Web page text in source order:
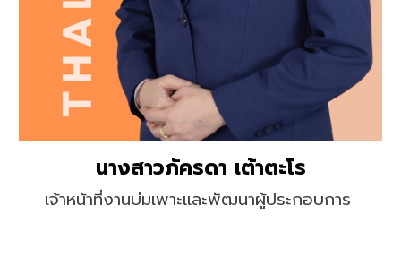
นางสาวภัครดา เต้าตะโร
เจ้าหน้าที่งานบ่มเพาะและพัฒนาผู้ประกอบการ